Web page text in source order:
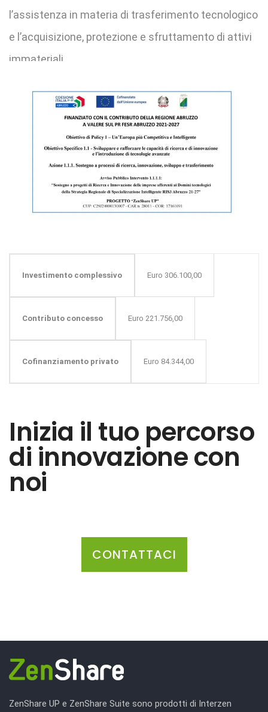
l’assistenza in materia di trasferimento tecnologico
e l’acquisizione, protezione e sfruttamento di attivi
immateriali.
Investimento complessivo Euro 306.100,00
Contributo concesso Euro 221.756,00
Cofinanziamento privato Euro 84.344,00
Inizia il tuo percorso
di innovazione con
noi
CONTATTACI
ZenShare UP e ZenShare Suite sono prodotti di Interzen